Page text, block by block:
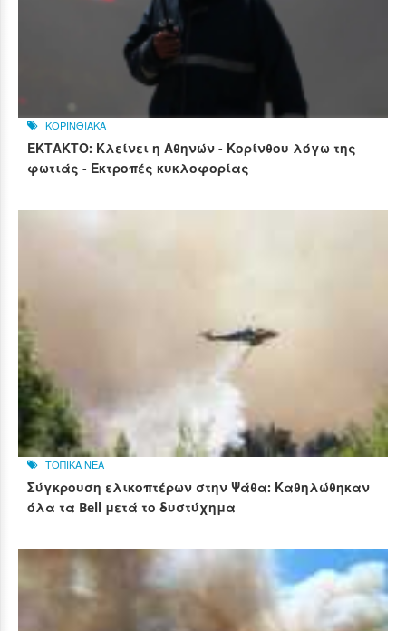
ΚΟΡΙΝΘΙΑΚΑ
ΕΚΤΑΚΤΟ: Κλείνει η Αθηνών - Κορίνθου λόγω της
φωτιάς - Εκτροπές κυκλοφορίας
ΤΟΠΙΚΑ ΝΕΑ
Σύγκρουση ελικοπτέρων στην Ψάθα: Καθηλώθηκαν
όλα τα Bell μετά το δυστύχημα